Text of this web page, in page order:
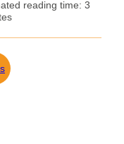
reading time: 3